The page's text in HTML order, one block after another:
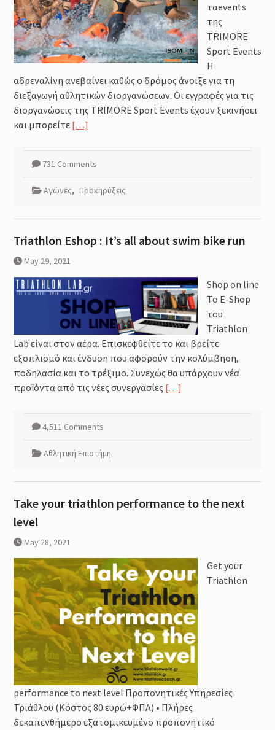
ταevents
της
TRIMORE
Sport Events
Η
αδρεναλίνη ανεβαίνει καθώς ο δρόμος άνοιξε για τη
διεξαγωγή αθλητικών διοργανώσεων. Οι εγγραφές για τις
διοργανώσεις της TRIMORE Sport Events έχουν ξεκινήσει
και μπορείτε […]
731 Comments
Αγώνες, Προκηρύξεις
Triathlon Eshop : It’s all about swim bike run
May 29, 2021
Shop on line
Το Ε-Shop
του
Triathlon
Lab είναι στον αέρα. Επισκεφθείτε το και βρείτε
εξοπλισμό και ένδυση που αφορούν την κολύμβηση,
ποδηλασία και το τρέξιμο. Συνεχώς θα υπάρχουν νέα
προϊόντα από τις νέες συνεργασίες […]
4,511 Comments
Αθλητική Επιστήμη
Take your triathlon performance to the next
level
May 28, 2021
Get your
Triathlon
performance to next level Προπονητικές Υπηρεσίες
Τριάθλου (Κόστος 80 ευρώ+ΦΠΑ) • Πλήρες
δεκαπενθήμερο εξατομικευμένο προπονητικό